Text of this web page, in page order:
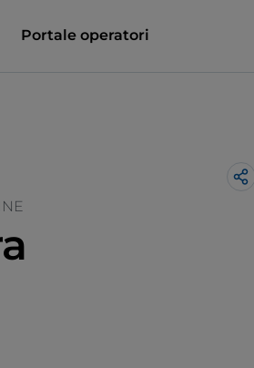
Portale operatori